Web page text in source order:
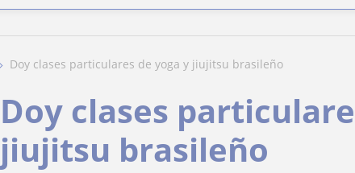
doy clases particulares de yoga y jiujitsu brasileño
Doy clases
jiujitsu brasileño